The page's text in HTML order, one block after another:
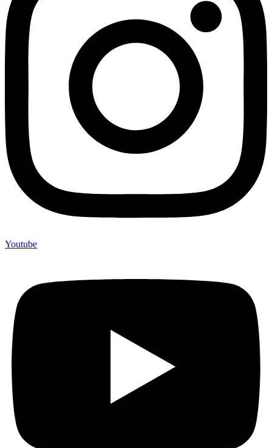
Youtube